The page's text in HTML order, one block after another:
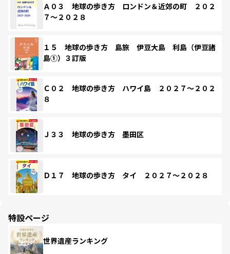
Ａ０３ 地球の歩き方 ロンドン＆近郊の町 ２０２
７～２０２８
１５ 地球の歩き方 島旅 伊豆大島 利島（伊豆諸
島①）３訂版
Ｃ０２ 地球の歩き方 ハワイ島 ２０２７～２０２
８
Ｊ３３ 地球の歩き方 墨田区
Ｄ１７ 地球の歩き方 タイ ２０２７～２０２８
特設ページ
世界遺産ランキング